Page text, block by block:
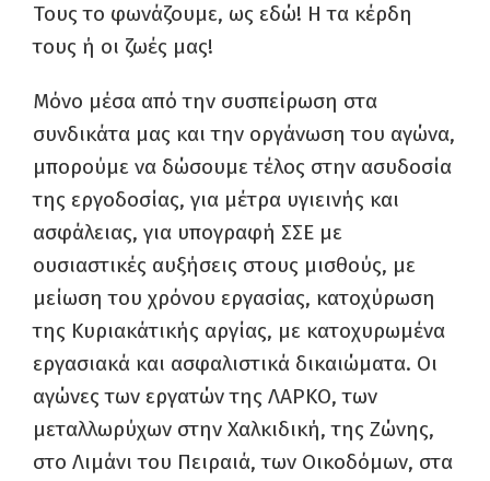
Τους το φωνάζουμε, ως εδώ! Η τα κέρδη
τους ή οι ζωές μας!
Μόνο μέσα από την συσπείρωση στα
συνδικάτα μας και την οργάνωση του αγώνα,
μπορούμε να δώσουμε τέλος στην ασυδοσία
της εργοδοσίας, για μέτρα υγιεινής και
ασφάλειας, για υπογραφή ΣΣΕ με
ουσιαστικές αυξήσεις στους μισθούς, με
μείωση του χρόνου εργασίας, κατοχύρωση
της Κυριακάτικής αργίας, με κατοχυρωμένα
εργασιακά και ασφαλιστικά δικαιώματα. Οι
αγώνες των εργατών της ΛΑΡΚΟ, των
μεταλλωρύχων στην Χαλκιδική, της Ζώνης,
στο Λιμάνι του Πειραιά, των Οικοδόμων, στα